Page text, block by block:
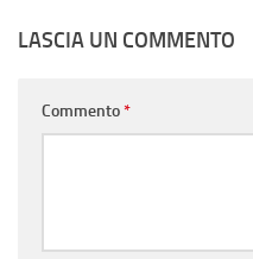
LASCIA UN COMMENTO
Commento*